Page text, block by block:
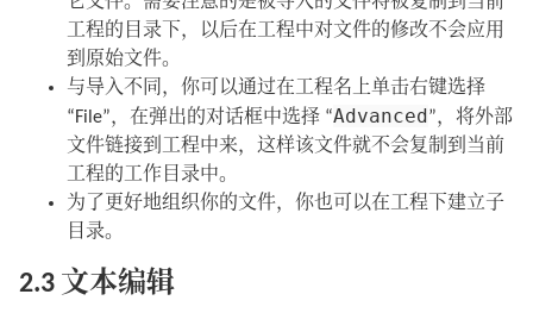
工程的目录下，以后在工程中对文件的修改不会应用
到原始文件。
与导入不同，你可以通过在工程名上单击右键选择
“File”，在弹出的对话框中选择 “Advanced”，将外部
文件链接到工程中来，这样该文件就不会复制到当前
工程的工作目录中。
为了更好地组织你的文件，你也可以在工程下建立子
目录。
2.3 文本编辑